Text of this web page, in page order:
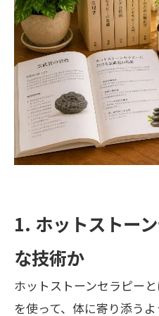
1. ホットストー
な技術か
ホットストーンセラピー
を使って、体に寄り添う